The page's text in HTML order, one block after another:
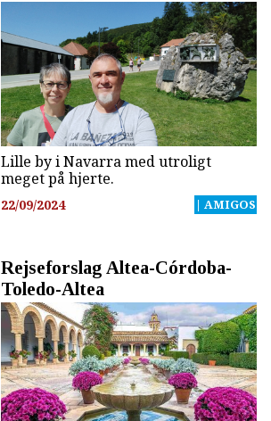
Lille by i Navarra med utroligt
meget på hjerte.
22/09/2024 | AMIGOS
Rejseforslag Altea-Córdoba-
Toledo-Altea